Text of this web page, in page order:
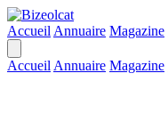
Accueil Annuaire Magazine
Accueil Annuaire Magazine